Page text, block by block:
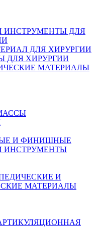
ИНСТРУМЕНТЫ ДЛЯ
ДЛЯ ХИРУРГИИ
ДЛЯ ХИРУРГИИ
МАТЕРИАЛЫ
И ФИНИШНЫЕ
ИНСТРУМЕНТЫ
И
МАТЕРИАЛЫ